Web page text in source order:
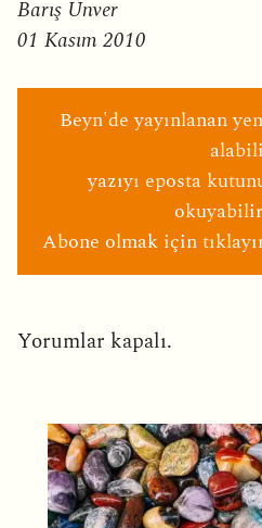
Barış Ünver
01 Kasım 2010
Beyn'de yayınlanan
yazıyı eposta
Abone olmak için
Yorumlar kapalı.